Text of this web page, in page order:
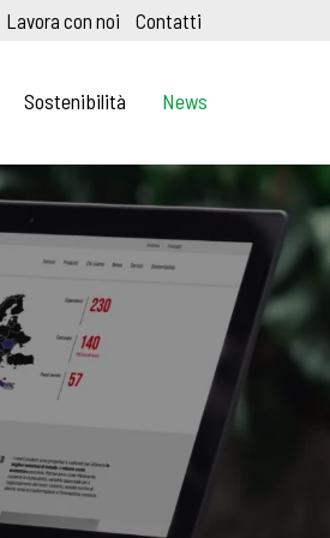
Lavora con noi Contatti
Sostenibilità News